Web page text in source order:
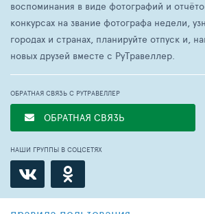
воспоминания в виде фотографий и
конкурсах на звание фотографа недели,
городах и странах, планируйте отпуск и,
новых друзей вместе с РуТравеллер.
ОБРАТНАЯ СВЯЗЬ С РУТРАВЕЛЛЕР
ОБРАТНАЯ СВЯЗЬ
НАШИ ГРУППЫ В СОЦСЕТЯХ